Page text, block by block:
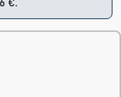
€.